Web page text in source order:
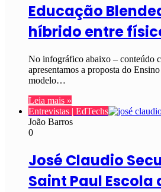
Educação
híbrido entre
No infográfico abaixo – conteúdo
apresentamos a proposta do
modelo…
Leia mais »
Entrevistas | EdTechs
João Barros
0
José Claudio
Saint Paul Escola